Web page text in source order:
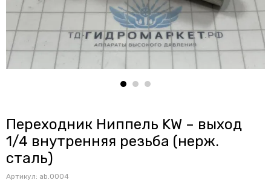
Переходник Ниппель KW – выход
1/4 внутренняя резьба (нерж.
сталь)
Артикул: ab.0004